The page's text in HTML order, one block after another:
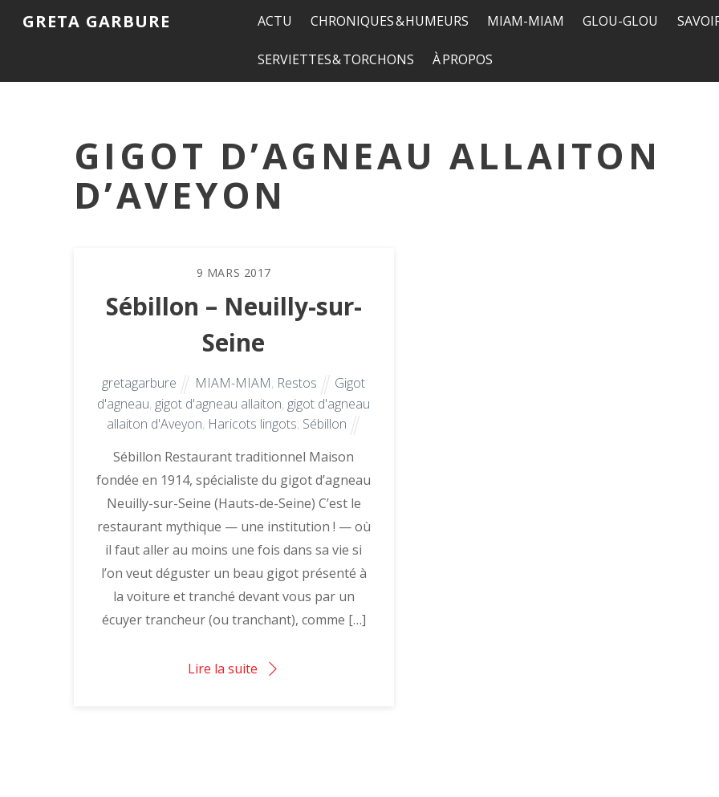
GRETA GARBURE ACTU CHRONIQUES & HUMEURS MIAM-MIAM GLOU-GLOU
SERVIETTES & TORCHONS À PROPOS
GIGOT D’AGNEAU ALLAITON
D’AVEYON
9 MARS 2017
Sébillon – Neuilly-sur-
Seine
gretagarbure MIAM-MIAM, Restos
Gigot
d'agneau, gigot d'agneau allaiton, gigot d'agneau
allaiton d'Aveyon, Haricots lingots, Sébillon
Sébillon Restaurant traditionnel Maison
fondée en 1914, spécialiste du gigot d’agneau
Neuilly-sur-Seine (Hauts-de-Seine) C’est le
restaurant mythique — une institution ! — où
il faut aller au moins une fois dans sa vie si
l’on veut déguster un beau gigot présenté à
la voiture et tranché devant vous par un
écuyer trancheur (ou tranchant), comme […]
Lire la suite